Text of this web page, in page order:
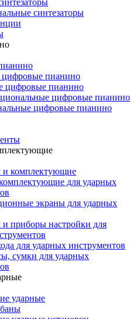
синтезаторы
пианино
цифровые пианино
цифровые пианино
цифровые пианино
и комплектующие
для ударных
экраны для ударных
приборы настройки для
для ударных инструментов
сумки для ударных
ударные